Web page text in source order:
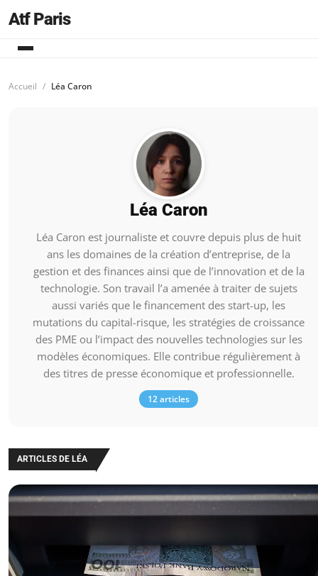
Atf Paris
Accueil Léa Caron
Léa Caron
Léa Caron est journaliste et couvre depuis plus de huit
ans les domaines de la création d’entreprise, de la
gestion et des finances ainsi que de l’innovation et de la
technologie. Son travail l’a amenée à traiter de sujets
aussi variés que le financement des start-up, les
mutations du capital-risque, les stratégies de croissance
des PME ou l’impact des nouvelles technologies sur les
modèles économiques. Elle contribue régulièrement à
des titres de presse économique et professionnelle.
12 articles
ARTICLES DE LÉA